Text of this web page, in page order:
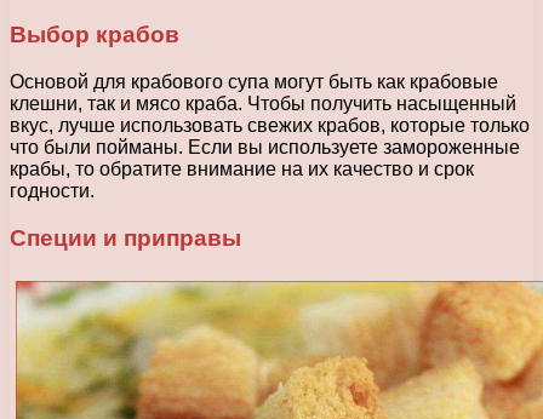
Выбор крабов
Основой для крабового супа могут быть как крабовые
клешни, так и мясо краба. Чтобы получить насыщенный
вкус, лучше использовать свежих крабов, которые только
что были пойманы. Если вы используете замороженные
крабы, то обратите внимание на их качество и срок
годности.
Специи и приправы